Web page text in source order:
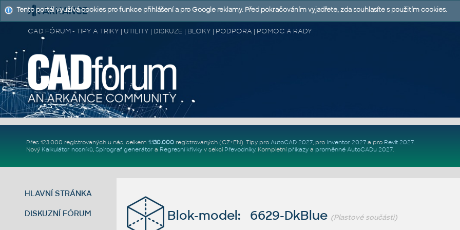
CAD FÓRUM - TIPY A TRIKY | UTILITY | DISKUZE | BLOKY | PODPORA | POMOC A RADY
Přes 123.000 registrovaných u nás, celkem 1.130.000registrovaných (CZ+EN). Tipy pro AutoCAD 2027, pro Inventor 2027a pro Revit 2027.
Nový Kalkulátor nosníků, Spirograf generátor a Regresní křivkyv sekci Převodníky. Kompletní příkazya proměnné AutoCADu 2027.
HLAVNÍ STRÁNKA
DISKUZNÍ FÓRUM Blok-model: 6629-DkBlue (Plastové součásti)
Tento portál využívá cookies pro funkce přihlášení a pro Google reklamy. Před pokračováním vyjadřete, zda souhlasíte s použitím cookies.